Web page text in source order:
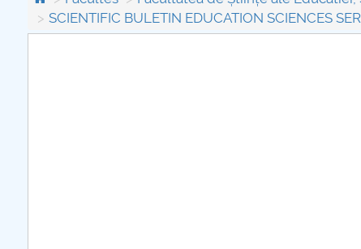
SCIENTIFIC BULETIN EDUCATION SCIENCES